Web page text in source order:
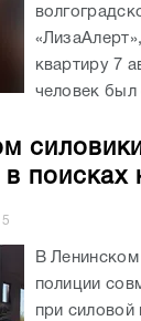
квартиру 7
человек был
поисках
В Ленинском
полиции
при